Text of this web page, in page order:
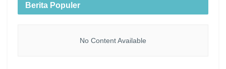
Berita Populer
No Content Available